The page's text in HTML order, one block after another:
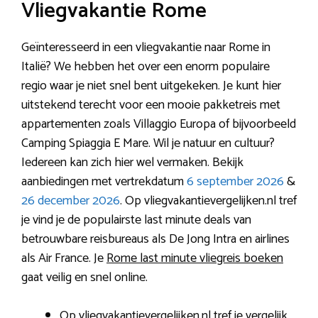
Vliegvakantie Rome
Geïnteresseerd in een vliegvakantie naar Rome in
Italië? We hebben het over een enorm populaire
regio waar je niet snel bent uitgekeken. Je kunt hier
uitstekend terecht voor een mooie pakketreis met
appartementen zoals Villaggio Europa of bijvoorbeeld
Camping Spiaggia E Mare. Wil je natuur en cultuur?
Iedereen kan zich hier wel vermaken. Bekijk
aanbiedingen met vertrekdatum6 september 2026&
26 december 2026. Op vliegvakantievergelijken.nl tref
je vind je de populairste last minute deals van
betrouwbare reisbureaus als De Jong Intra en airlines
als Air France. JeRome last minute vliegreis boeken
gaat veilig en snel online.